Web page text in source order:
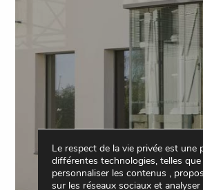
Le respect de la vie privée est une
différentes technologies, telles
personnaliser les contenus ,
sur les réseaux sociaux et